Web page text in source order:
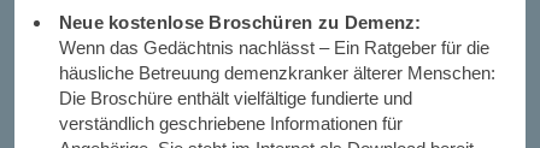
Neue kostenlose Broschüren zu Demenz:
Wenn das Gedächtnis nachlässt – Ein Ratgeber für die
häusliche Betreuung demenzkranker älterer Menschen:
Die Broschüre enthält vielfältige fundierte und
verständlich geschriebene Informationen für